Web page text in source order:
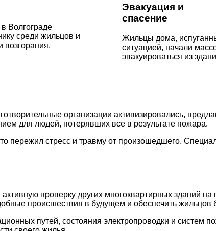
Волгограде
среди жильцов и
возгорания.
Эвакуация и
спасение
Жильцы дома,
ситуацией, начали
эвакуироваться из
организации активизировались,
для людей, потерявших все в результате пожара.
пережил стресс и травму от произошедшего.
проверку других многоквартирных зданий
происшествия в будущем и обеспечить
путей, состояния электропроводки и систем